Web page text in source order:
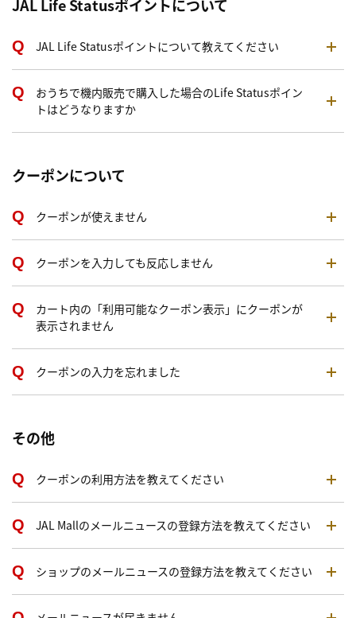
JAL Life Statusポイントについて
JAL Life Statusポイントについて教えてください
おうちで機内販売で購入した場合のLife Statusポイン
トはどうなりますか
クーポンについて
クーポンが使えません
クーポンを入力しても反応しません
カート内の「利用可能なクーポン表示」にクーポンが
表示されません
クーポンの入力を忘れました
その他
クーポンの利用方法を教えてください
JAL Mallのメールニュースの登録方法を教えてください
ショップのメールニュースの登録方法を教えてください